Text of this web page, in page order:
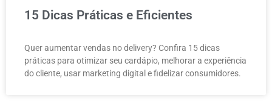
15 Dicas Práticas e Eficientes
Quer aumentar vendas no delivery? Confira 15 dicas
práticas para otimizar seu cardápio, melhorar a experiência
do cliente, usar marketing digital e fidelizar consumidores.